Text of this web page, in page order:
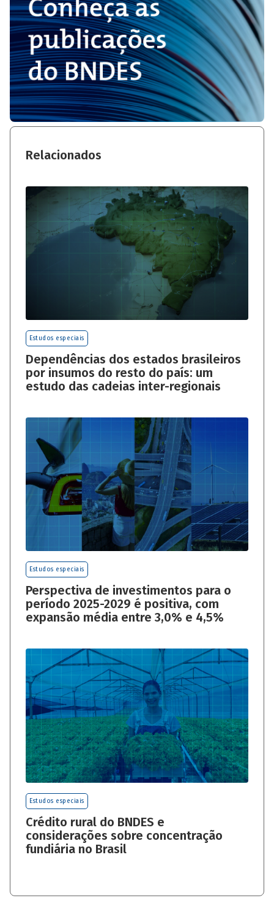
Relacionados
Estudos especiais
Dependências dos estados brasileiros
por insumos do resto do país: um
estudo das cadeias inter-regionais
Estudos especiais
Perspectiva de investimentos para o
período 2025-2029 é positiva, com
expansão média entre 3,0% e 4,5%
Estudos especiais
Crédito rural do BNDES e
considerações sobre concentração
fundiária no Brasil